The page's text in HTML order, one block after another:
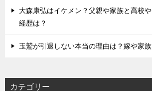
大森康弘はイケメン？父親や家族と高校
経歴は？
玉鷲が引退しない本当の理由は？嫁や家
カテゴリー